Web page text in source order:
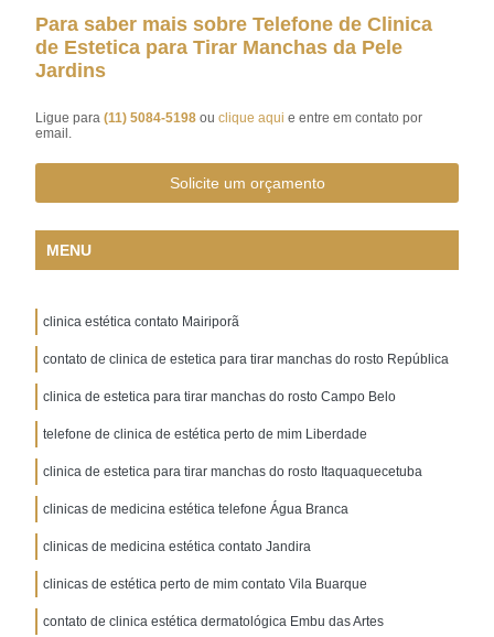
Para saber mais sobre Telefone de Clinica
de Estetica para Tirar Manchas da Pele
Jardins
Ligue para(11) 5084-5198ouclique aqui e entre em contato por
email.
Solicite um orçamento
MENU
clinica estética contato Mairiporã
contato de clinica de estetica para tirar manchas do rosto República
clinica de estetica para tirar manchas do rosto Campo Belo
telefone de clinica de estética perto de mim Liberdade
clinica de estetica para tirar manchas do rosto Itaquaquecetuba
clinicas de medicina estética telefone Água Branca
clinicas de medicina estética contato Jandira
clinicas de estética perto de mim contato Vila Buarque
contato de clinica estética dermatológica Embu das Artes